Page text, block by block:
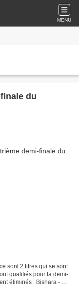
MENU
du
sont 2 titres qui se sont
qualifiés pour la demi-
éliminés : Bishara - On